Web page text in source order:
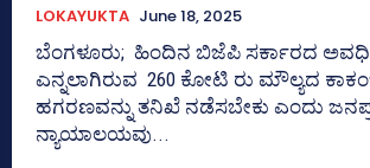
LOKAYUKTA June 18, 2025
ಬೆಂಗಳೂರು; ಹಿಂದಿನ ಬಿಜೆಪಿ ಸರ್ಕಾರದ
ಎನ್ನಲಾಗಿರುವ 260 ಕೋಟಿ ರು ಮೌಲ್ಯದ
ಹಗರಣವನ್ನು ತನಿಖೆ ನಡೆಸಬೇಕು ಎಂದು
ನ್ಯಾಯಾಲಯವು...